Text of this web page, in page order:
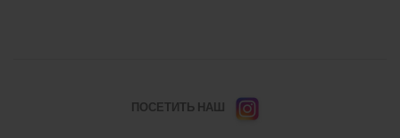
ПОСЕТИТЬ НАШ